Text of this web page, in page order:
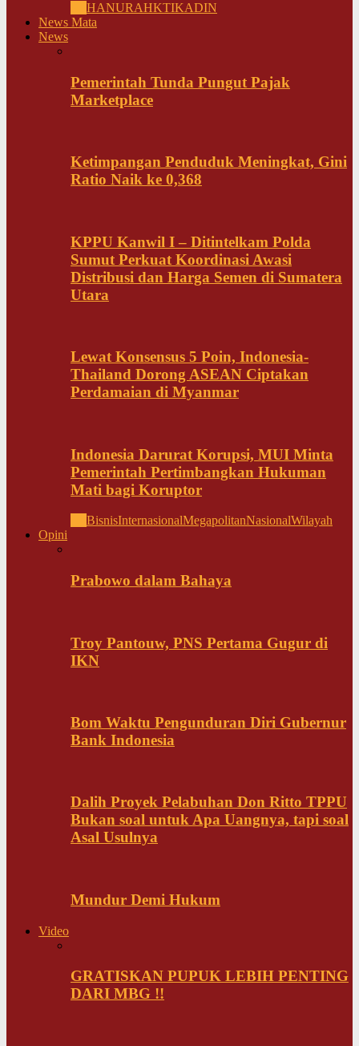
HANURAHKTIKADIN
News Mata
News
Pemerintah Tunda Pungut Pajak
Marketplace
Ketimpangan Penduduk Meningkat, Gini
Ratio Naik ke 0,368
KPPU Kanwil I – Ditintelkam Polda
Sumut Perkuat Koordinasi Awasi
Distribusi dan Harga Semen di Sumatera
Utara
Lewat Konsensus 5 Poin, Indonesia-
Thailand Dorong ASEAN Ciptakan
Perdamaian di Myanmar
Indonesia Darurat Korupsi, MUI Minta
Pemerintah Pertimbangkan Hukuman
Mati bagi Koruptor
BisnisInternasionalMegapolitanNasionalWilayah
Opini
Prabowo dalam Bahaya
Troy Pantouw, PNS Pertama Gugur di
IKN
Bom Waktu Pengunduran Diri Gubernur
Bank Indonesia
Dalih Proyek Pelabuhan Don Ritto TPPU
Bukan soal untuk Apa Uangnya, tapi soal
Asal Usulnya
Mundur Demi Hukum
Video
GRATISKAN PUPUK LEBIH PENTING
DARI MBG !!